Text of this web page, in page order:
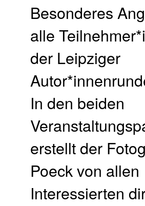
Besonderes
alle
der Leipziger
In den beiden
erstellt der
Poeck von allen
Interessierten